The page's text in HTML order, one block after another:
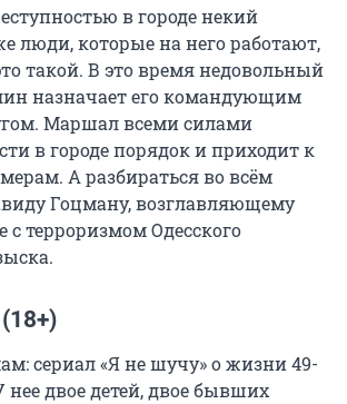
в городе некий
люди, которые на него работают,
такой. В это время недовольный
назначает его командующим
Маршал всеми силами
в городе порядок и приходит к
А разбираться во всём
Гоцману, возглавляющему
с терроризмом Одесского
сериал «Я не шучу» о жизни 49-
двое детей, двое бывших